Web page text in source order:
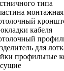
типа
монтажная
кабеля
для
профильные